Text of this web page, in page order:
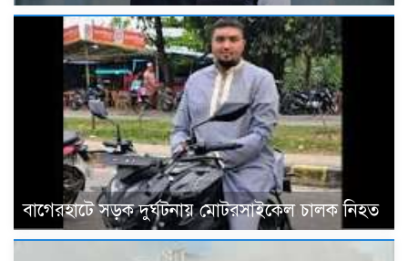
বাগেরহাটে সড়ক দুর্ঘটনায় মোটরসাইকেল চালক নিহত